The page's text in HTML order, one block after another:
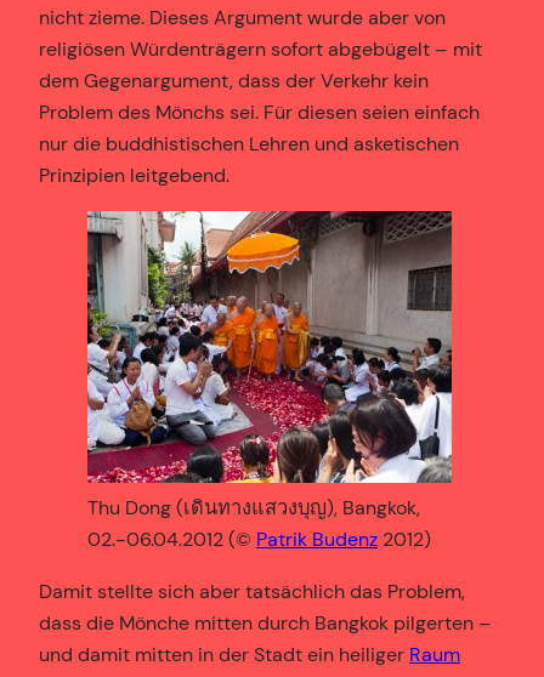
nicht zieme. Dieses Argument wurde aber von
religiösen Würdenträgern sofort abgebügelt – mit
dem Gegenargument, dass der Verkehr kein
Problem des Mönchs sei. Für diesen seien einfach
nur die buddhistischen Lehren und asketischen
Prinzipien leitgebend.
Thu Dong (เดินทางแสวงบุญ), Bangkok,
02.-06.04.2012 (© Patrik Budenz 2012)
Damit stellte sich aber tatsächlich das Problem,
dass die Mönche mitten durch Bangkok pilgerten –
und damit mitten in der Stadt ein heiliger Raum